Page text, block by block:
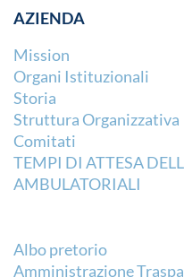
AZIENDA
Mission
Organi Istituzionali
Storia
Struttura Organizzativa
Comitati
TEMPI DI ATTESA
AMBULATORIALI
Albo pretorio
Amministrazione